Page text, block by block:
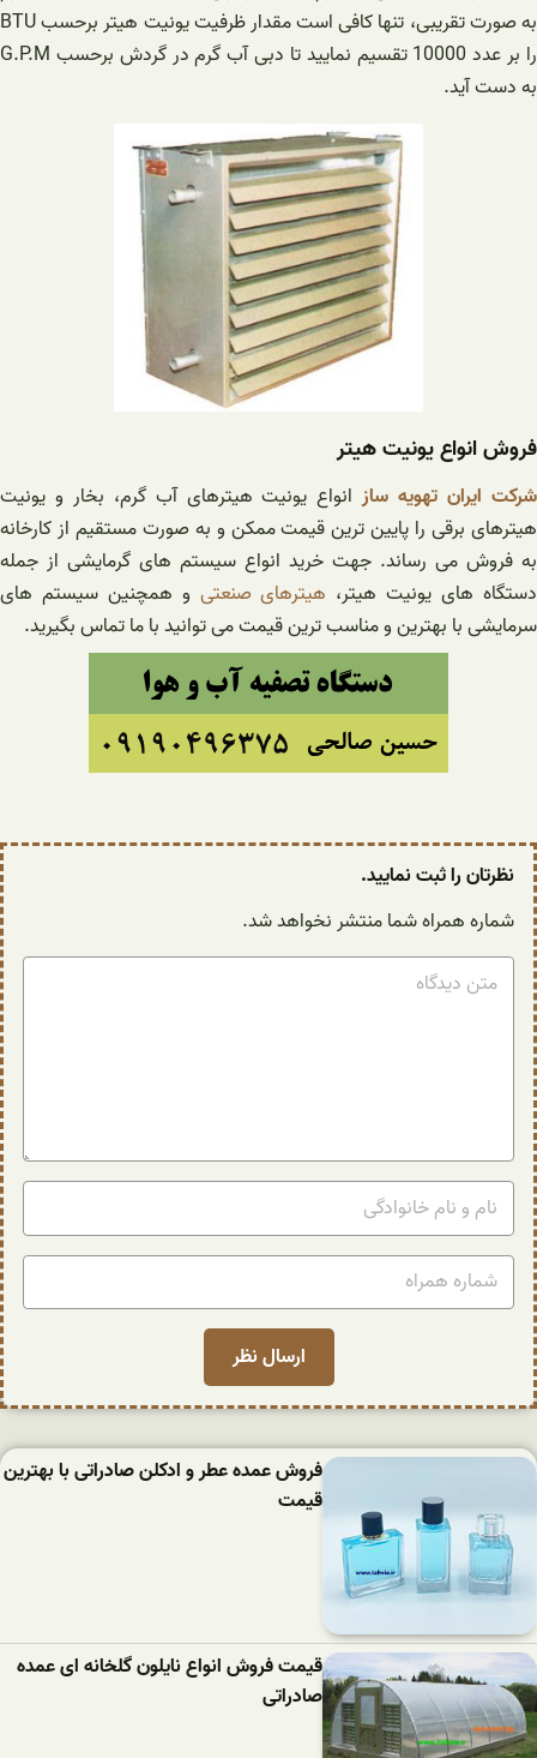
به صورت تقریبی، تنها کافی است مقدار ظرفیت یونیت هیتر برحسب BTU
را بر عدد 10000 تقسیم نمایید تا دبی آب گرم در گردش برحسب G.P.M
به دست آید.
فروش انواع یونیت هیتر
شرکت ایران تهویه سازانواع یونیت هیترهای آب گرم، بخار و یونیت
هیترهای برقی را پایین ترین قیمت ممکن و به صورت مستقیم از کارخانه
به فروش می رساند. جهت خرید انواع سیستم های گرمایشی از جمله
دستگاه های یونیت هیتر، هیترهای صنعتی و همچنین سیستم های
سرمایشی با بهترین و مناسب ترین قیمت می توانید با ما تماس بگیرید.
نظرتان را ثبت نمایید.
شماره همراه شما منتشر نخواهد شد.
فروش عمده عطر و ادکلن صادراتی با بهترین
قیمت
قیمت فروش انواع نایلون گلخانه ای عمده
صادراتی